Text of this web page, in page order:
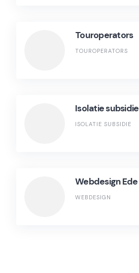
Touroperators
TOUROPERATORS
Isolatie subsidie
ISOLATIE SUBSIDIE
Webdesign Ede
WEBDESIGN